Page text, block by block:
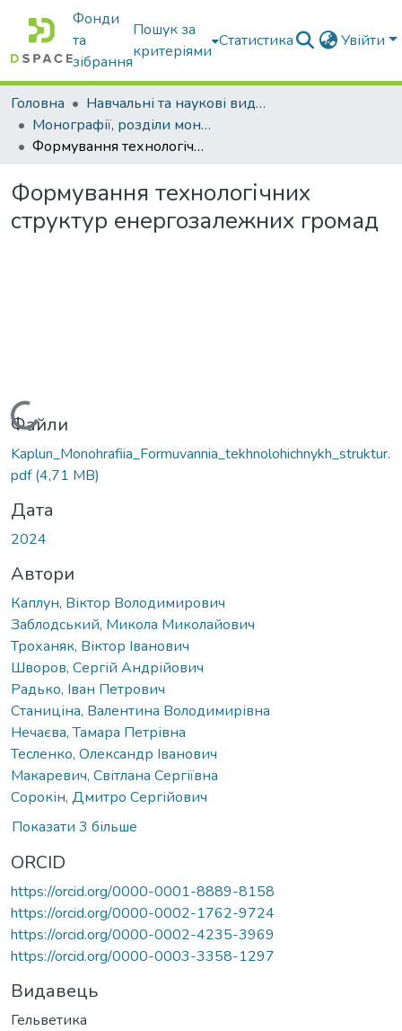
Фонди
та
зібрання
Пошук за
критеріями
Статистика Увійти
Головна
Навчальні та наукові видання
Монографії, розділи монографій, доповіді
Формування технологічних структур енергозалежних громад
Формування технологічних
структур енергозалежних громад
Вантажиться...
Файли
Kaplun_Monohrafiia_Formuvannia_tekhnolohichnykh_struktur.
pdf(4,71 MB)
Дата
2024
Автори
Каплун, Віктор Володимирович
Заблодський, Микола Миколайович
Троханяк, Віктор Іванович
Шворов, Сергій Андрійович
Радько, Іван Петрович
Станиціна, Валентина Володимирівна
Нечаєва, Тамара Петрівна
Тесленко, Олександр Іванович
Макаревич, Світлана Сергіївна
Сорокін, Дмитро Сергійович
Показати 3 більше
ORCID
https://orcid.org/0000-0001-8889-8158
https://orcid.org/0000-0002-1762-9724
https://orcid.org/0000-0002-4235-3969
https://orcid.org/0000-0003-3358-1297
Видавець
Гельветика